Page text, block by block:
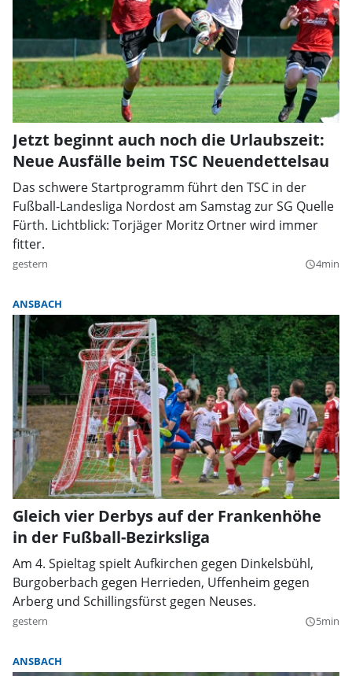
Jetzt beginnt auch noch die Urlaubszeit:
Neue Ausfälle beim TSC Neuendettelsau
Das schwere Startprogramm führt den TSC in der
Fußball-Landesliga Nordost am Samstag zur SG Quelle
Fürth. Lichtblick: Torjäger Moritz Ortner wird immer
fitter.
gestern query_builder4min
ANSBACH
Gleich vier Derbys auf der Frankenhöhe
in der Fußball-Bezirksliga
Am 4. Spieltag spielt Aufkirchen gegen Dinkelsbühl,
Burgoberbach gegen Herrieden, Uffenheim gegen
Arberg und Schillingsfürst gegen Neuses.
gestern query_builder5min
ANSBACH